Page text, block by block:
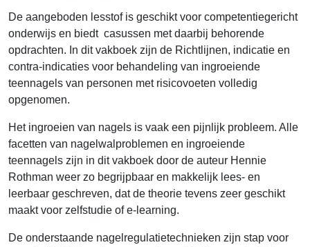
De aangeboden lesstof is geschikt voor competentiegericht
onderwijs en biedt casussen met daarbij behorende
opdrachten. In dit vakboek zijn de Richtlijnen, indicatie en
contra-indicaties voor behandeling van ingroeiende
teennagels van personen met risicovoeten volledig
opgenomen.
Het ingroeien van nagels is vaak een pijnlijk probleem. Alle
facetten van nagelwalproblemen en ingroeiende
teennagels zijn in dit vakboek door de auteur Hennie
Rothman weer zo begrijpbaar en makkelijk lees- en
leerbaar geschreven, dat de theorie tevens zeer geschikt
maakt voor zelfstudie of e-learning.
De onderstaande nagelregulatietechnieken zijn stap voor